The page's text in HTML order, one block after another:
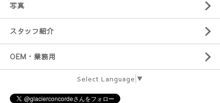
写真
スタッフ紹介
OEM・業務用
Select Language ▼